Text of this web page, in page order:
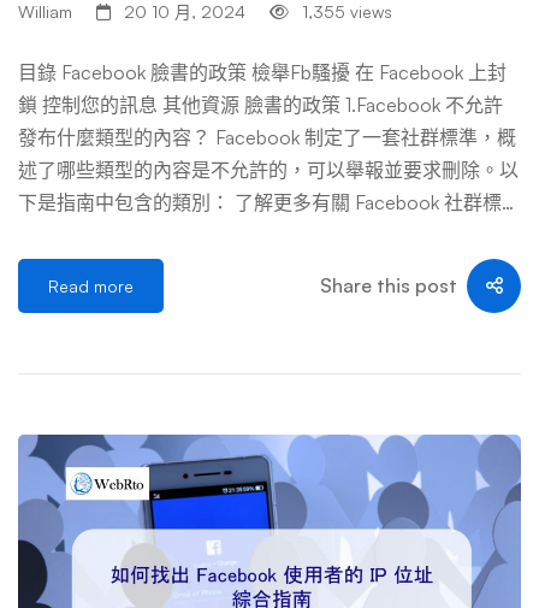
William 20 10 月, 2024 1,355 views
目錄 Facebook 臉書的政策 檢舉Fb騷擾 在 Facebook 上封
鎖 控制您的訊息 其他資源 臉書的政策 1.Facebook 不允許
發布什麼類型的內容？ Facebook 制定了一套社群標準，概
述了哪些類型的內容是不允許的，可以舉報並要求刪除。以
下是指南中包含的類別： 了解更多有關 Facebook 社群標準
ook 表示，它不會容忍任何形式的霸凌和騷擾，包括威脅公
開個人識別資訊、不必要的惡意接觸、有針對性的咒罵或有
上，「公眾人物可以包括名人、運動員、樂隊、政治家、記
者和創作者」。雖然其主頁或個人資料上的藍色徽章意味著
這是真實的主頁或個人資料，但請記住，並非所有公眾人物
都有藍色徽章。 「對於公眾人物，我們刪除了嚴重的攻擊
以及在貼文或留言中直接標記公眾人物的某些攻擊。對於私
人，我們的保護更進一步：我們刪除旨在貶低或羞辱的內
Read more Share this post